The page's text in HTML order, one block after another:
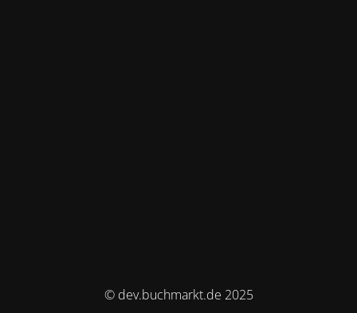
© dev.buchmarkt.de 2025